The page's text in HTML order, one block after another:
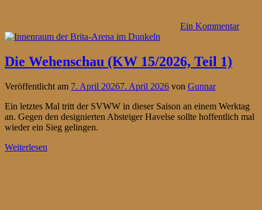
Ein Kommentar
Die Wehenschau (KW 15/2026, Teil 1)
Veröffentlicht am 7. April 20267. April 2026 von Gunnar
Ein letztes Mal tritt der SVWW in dieser Saison an einem Werktag
an. Gegen den designierten Absteiger Havelse sollte hoffentlich mal
wieder ein Sieg gelingen.
Weiterlesen